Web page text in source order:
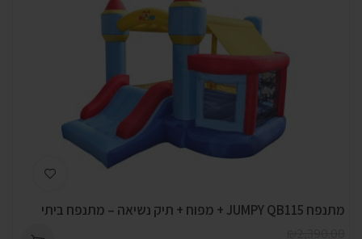
מתנפח JUMPY QB115 + מפוח + תיק נשיאה – מתנפח ביתי